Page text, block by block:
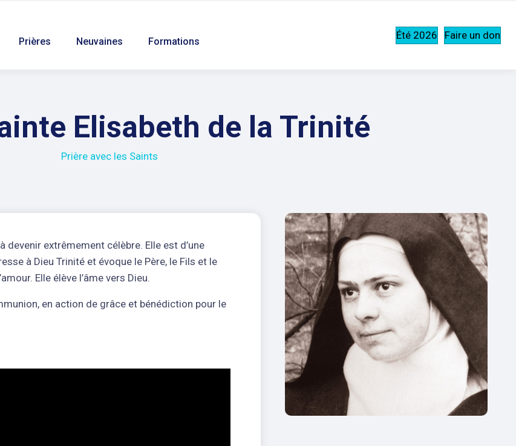
Prières Neuvaines Formations
Été 2026 Faire un don
Elisabeth de la Trinité
Prière avec les Saints
extrêmement célèbre. Elle est d’une
à Dieu Trinité et évoque le Père, le Fils et le
Elle élève l’âme vers Dieu.
en action de grâce et bénédiction pour le